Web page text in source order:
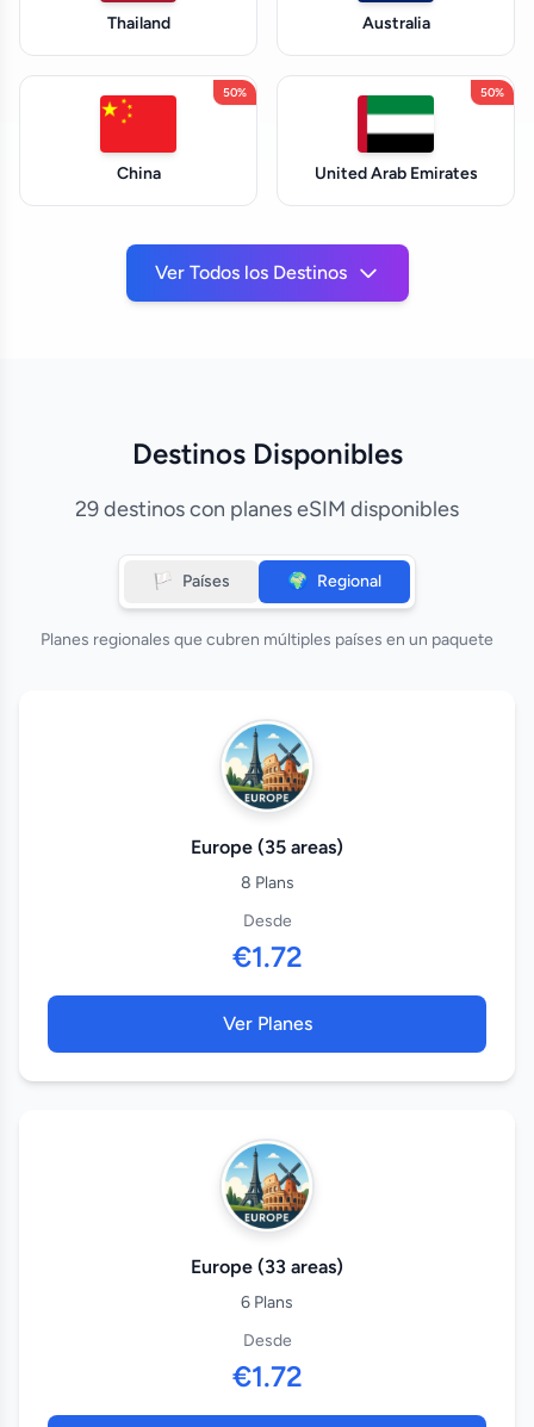
Thailand Australia
50%
China
50%
United Arab Emirates
Ver Todos los Destinos
Destinos Disponibles
29 destinos con planes eSIM disponibles
🏳️ Países 🌍 Regional
Planes regionales que cubren múltiples países en un paquete
Europe (35 areas)
8 Plans
Desde
€1.72
Ver Planes
Europe (33 areas)
6 Plans
Desde
€1.72